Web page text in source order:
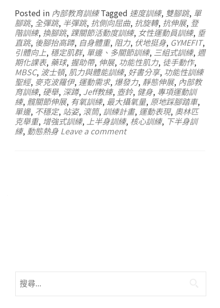
Posted in 內部教育訓練 Tagged 速度訓練, 雙腳跳, 單
腳跳, 全彈跳, 半彈跳, 抗側向屈曲, 抗旋轉, 抗伸展, 登
階訓練, 換腳跳, 踝關節活動度訓練, 女性運動員訓練, 垂
直跳, 後腳抬高蹲, 自身體重, 阻力, 伏地挺身, GYMEFIT,
引體向上, 穩定肌群, 單邊、多關節訓練, 三組式訓練, 週
期化課表, 藥球, 握助帶, 伸展, 功能性肌力, 徒手動作,
MBSC, 波士頓, 肌力與體能訓練, 好書分享, 功能性訓練
聖經, 麥克波羅伊, 運動需求, 爆發力, 靜態伸展, 內部教
育訓練, 硬舉, 深蹲, Jeff教練, 壺鈴, 健身, 專項運動訓
練, 髖關節伸展, 有氧訓練, 最大攝氧量, 原地踩腳踏車,
單邊, 不穩定, 站姿, 滾筒, 訓練計畫, 運動表現, 奧林匹
克舉重, 增強式訓練, 上半身訓練, 核心訓練, 下半身訓
練, 動態熱身 Leave a comment